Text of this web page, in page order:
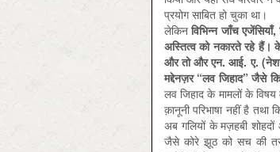
प्रयोग साबित हो चुका था।
लेकिनविभिन्न जाँच
अस्तित्व को नकारते रहे हैं।
और तो और एन. आई. ए.
मद्देनज़र “लव जिहाद” जैसे
लव जिहाद के मामलों के
क़ानूनी परिभाषा नहीं है
अब गलियों के मज़हबी
जैसे कोरे झूठ को सच की